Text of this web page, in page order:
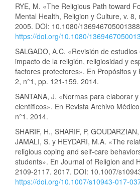
RYE, M. «The Religious Path toward
Mental Health, Religion y Culture, v. 8,
2005. DOI: 10.1080/
https://doi.org/10.1080/
SALGADO, A.C. «Revisión de
impacto de la religión, religiosidad y
factores protectores». En Propósitos y
2, n°1, pp. 121-159. 2014.
SANTANA, J. «Normas para elaborar
científicos». En Revista Archivo
n°1. 2014.
SHARIF, H., SHARIF, P,
JAMALI, S. y HEYDARI, M.A. «The
religious coping and self-care
students». En Journal of Religion and
2109-2117. 2017. DOI: 10.1007/
https://doi.org/10.1007/s10943-017-